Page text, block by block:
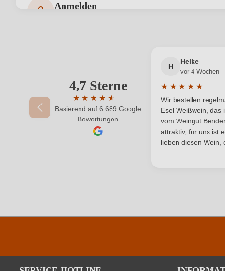
Qualität
Anmelden
Ihre E-Mail-Adresse
Ihr Passwort
4,7 Sterne
★ ★ ★ ★ ★
★
Durchschnittliche Bewertung von 4.7 von 5
Basierend auf 6.689 Google
Bewertungen
H
Heike
vor 4 Wochen
★ ★ ★ ★ ★
Durchschnittliche
Wir bestellen
Esel Weißwein, das
vom Weingut
attraktiv, für uns ist
lieben diesen Wein,